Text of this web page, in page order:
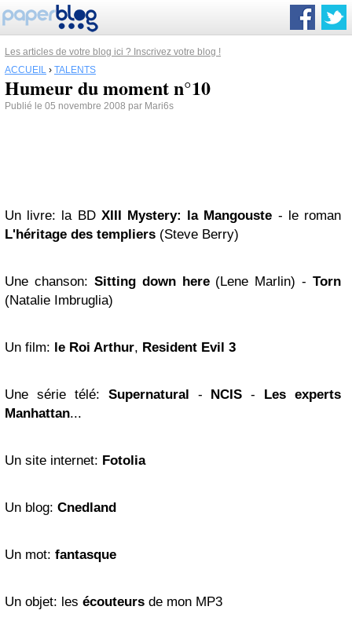
Les articles de votre blog ici ? Inscrivez votre blog !
ACCUEIL › TALENTS
Humeur du moment n°10
Publié le 05 novembre 2008 par Mari6s
Un livre: la BD XIII Mystery: la Mangouste - le roman
L'héritage des templiers (Steve Berry)
Une chanson: Sitting down here(Lene Marlin) - Torn
(Natalie Imbruglia)
Un film: le Roi Arthur, Resident Evil 3
Une série télé: Supernatural - NCIS - Les experts
Manhattan...
Un site internet: Fotolia
Un blog: Cnedland
Un mot: fantasque
Un objet: les écouteurs de mon MP3